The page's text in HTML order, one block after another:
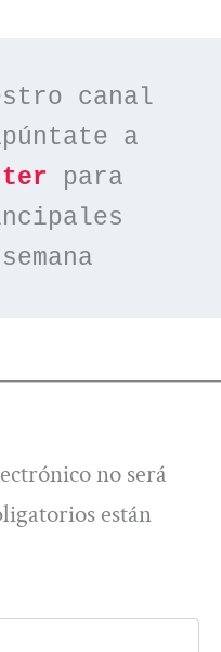
canal
a
para
no será
están